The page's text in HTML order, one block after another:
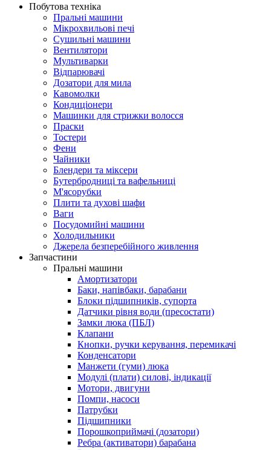
Побутова техніка
Пральні машини
Мікрохвильові печі
Сушильні машини
Вентилятори
Мультиварки
Відпарювачі
Дозатори для мила
Кавомолки
Кондиціонери
Машинки для стрижки волосся
Праски
Тостери
Фени
Чайники
Блендери та міксери
Бутербродниці та вафельниці
М'ясорубки
Плити та духові шафи
Ваги
Посудомийні машини
Холодильники
Джерела безперебійного живлення
Запчастини
Пральні машини
Амортизатори
Баки, напівбаки, барабани
Блоки підшипників, супорта
Датчики рівня води (пресостати)
Замки люка (ПБЛ)
Клапани
Кнопки, ручки керування, перемикачі
Конденсатори
Манжети (гуми) люка
Модулі (плати) силові, індикації
Мотори, двигуни
Помпи, насоси
Патрубки
Підшипники
Порошкоприймачі (дозатори)
Ребра (активатори) барабана